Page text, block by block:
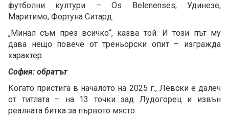
футболни култури – Os Belenenses, Удинезе,
Маритимо, Фортуна Ситард.
„Минал съм през всичко“, казва той. И този път му
дава нещо повече от треньорски опит – изгражда
характер.
София: обратът
Когато пристига в началото на 2025 г., Левски е далеч
от титлата – на 13 точки зад Лудогорец и извън
реалната битка за първото място.